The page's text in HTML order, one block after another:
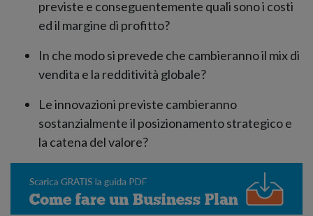
previste e conseguentemente quali sono i costi
ed il margine di profitto?
In che modo si prevede che cambieranno il mix di
vendita e la redditività globale?
Le innovazioni previste cambieranno
sostanzialmente il posizionamento strategico e
la catena del valore?